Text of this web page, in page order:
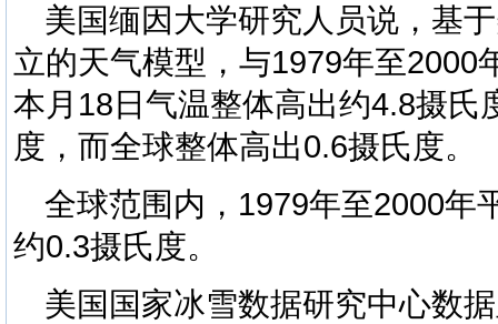
美国缅因大学研究人员说，基
立的天气模型，与1979年至2000
本月18日气温整体高出约4.8摄氏
度，而全球整体高出0.6摄氏度。
全球范围内，1979年至2000年
约0.3摄氏度。
美国国家冰雪数据研究中心数